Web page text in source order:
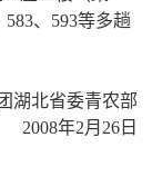
583、 593等多趟
湖北省委青农部
2008年2月 26日